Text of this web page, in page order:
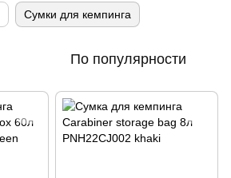
Сумки для кемпинга
По популярности